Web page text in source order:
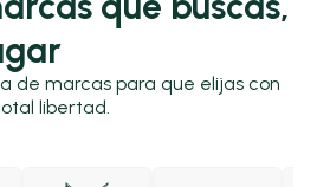
de marcas para que elijas con
libertad.